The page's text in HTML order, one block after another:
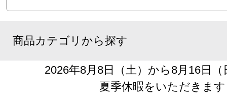
商品カテゴリから探す
2026年8月8日（土）から8月16日
夏季休暇をいただきます